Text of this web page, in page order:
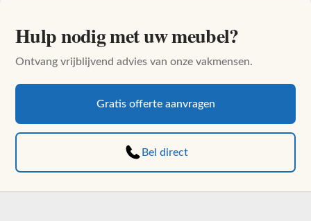
Hulp nodig met uw meubel?
Ontvang vrijblijvend advies van onze vakmensen.
Gratis offerte aanvragen
Bel direct